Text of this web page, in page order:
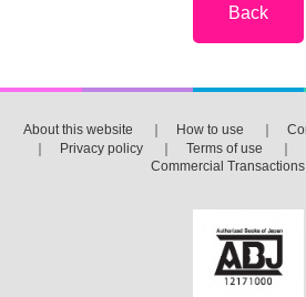
About this website ｜ How to use ｜
｜ Privacy policy ｜ Terms of use ｜
Commercial